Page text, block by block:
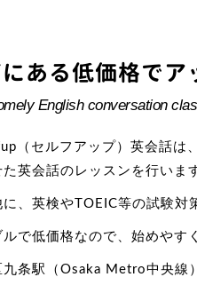
ある低価格で
English conversation
（セルフアップ）英会話は
英会話のレッスンを行いま
、英検やTOEIC等の試験対
で低価格なので、始めやす
九条駅（Osaka Metro中央線